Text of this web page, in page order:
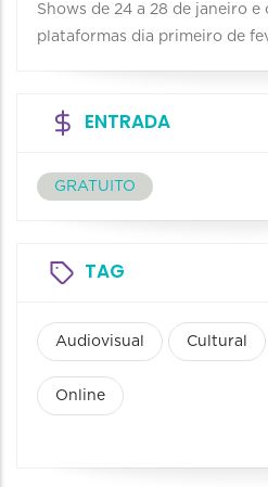
Shows de 24 a 28 de janeiro e
plataformas dia primeiro de
ENTRADA
GRATUITO
TAG
Audiovisual Cultural
Online